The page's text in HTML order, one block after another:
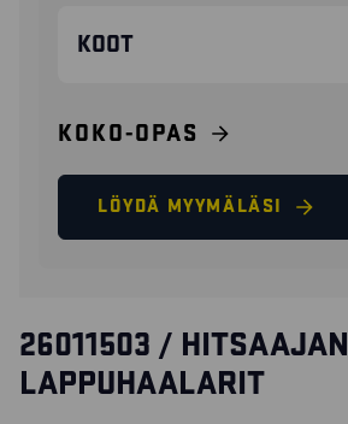
KOOT
KOKO-OPAS
LÖYDÄ MYYMÄLÄSI
26011503 / HITSAAJAN
LAPPUHAALARIT